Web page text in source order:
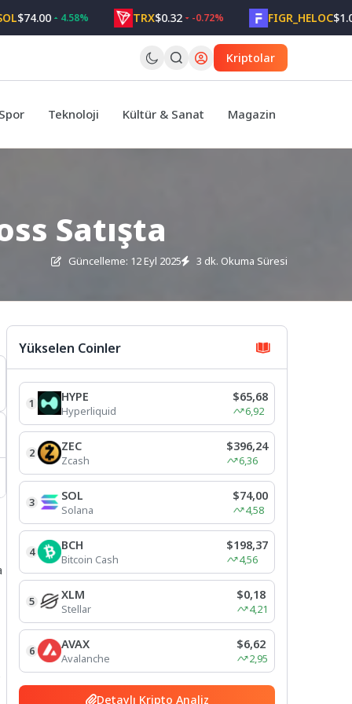
4.58% TRX$0.32 -0.72% FIGR_HELOC$1.05
Kriptolar
Teknoloji Kültür & Sanat Magazin
Satışta
Güncelleme: 12 Eyl 2025 3 dk. Okuma Süresi
Yükselen Coinler
1 HYPE
Hyperliquid
$65,68
6,92
2 ZEC
Zcash
$396,24
6,36
3 SOL
Solana
$74,00
4,58
4 BCH
Bitcoin Cash
$198,37
4,56
5 XLM
Stellar
$0,18
4,21
6 AVAX
Avalanche
$6,62
2,95
Detaylı Kripto Analiz